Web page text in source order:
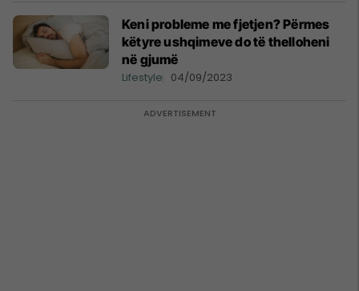
Keni probleme me fjetjen? Përmes
këtyre ushqimeve do të thelloheni
në gjumë
Lifestyle 04/09/2023